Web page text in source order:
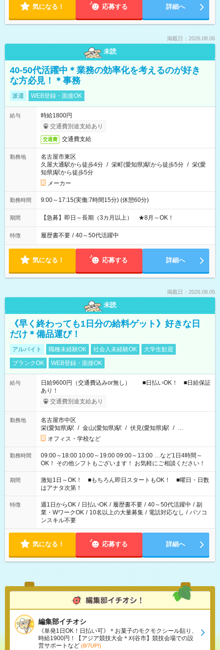
気になる！ 応募する 詳細へ
掲載日：2026.08.06
未読
40-50代活躍中＊業務の効率化を考えるのが好き
な方必見！＊事務
派遣 WEB登録・面接OK
給与
時給1800円
交通費別途支給あり
交通費 交通費支給
勤務地
名古屋市東区
久屋大通駅から徒歩4分 / 栄町(愛知県)駅から徒歩5分 / 栄(愛
知県)駅から徒歩5分
メーカー
勤務時間 9:00～17:15(実働:7時間15分) (休憩60分)
期間 【急募】即日～長期（3カ月以上） ★8月～OK！
特徴 履歴書不要 / 40～50代活躍中
気になる！ 応募する 詳細へ
掲載日：2026.08.05
未読
《早く終わっても1日分の給料ゲット》好きな日
だけ＊備品運び！
アルバイト 職種未経験OK 社会人未経験OK
大学生歓迎
ブランクOK
WEB登録・面接OK
給与
日給9600円（交通費込みor無し） ■日払いOK！ ■日給保証
あり！
交通費別途支給あり
勤務地
名古屋市中区
栄(愛知県)駅 / 金山(愛知県)駅 / 伏見(愛知県)駅 / …
オフィス・学校など
勤務時間
09:00～18:00 10:00～19:00 09:00～13:00 …など1日4時間～
OK！ その他シフトもございます！ お気軽にご相談ください！
期間
激短1日～OK！ ■もちろん即日スタートもOK！ ■曜日・日数
はアナタ次第！
特徴 週1日からOK / 日払いOK / 履歴書不要 / 40～50代活躍中 / 副
業・WワークOK / 10名以上の大量募集 / 電話対応なし / パソコ
ンスキル不要
気になる！ 応募する 詳細へ
編集部イチオシ
《単発1日OK！日払い可》＊お菓子のモクモクシール貼り、
時給1900円！【アジア競技大会＊刈谷市】競技会場での設
営サポートなど (8/7UP!)